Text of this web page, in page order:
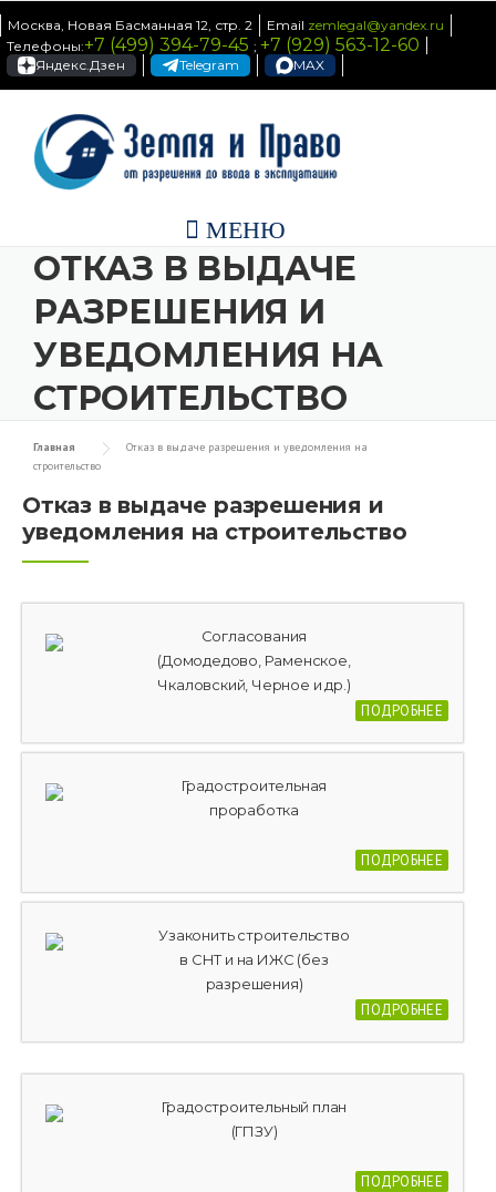
Skip to content
Москва, Новая Басманная 12, стр. 2 Email zemlegal@yandex.ru
Телефоны:+7 (499) 394-79-45 ; +7 (929) 563-12-60
Яндекс.Дзен Telegram MAX
МЕНЮ
ОТКАЗ В ВЫДАЧЕ
РАЗРЕШЕНИЯ И
УВЕДОМЛЕНИЯ НА
СТРОИТЕЛЬСТВО
Главная
Отказ в выдаче разрешения и уведомления на
строительство
Отказ в выдаче разрешения и
уведомления на строительство
Согласования
(Домодедово, Раменское,
Чкаловский, Черное и др.)
ПОДРОБНЕЕ
Градостроительная
проработка
ПОДРОБНЕЕ
Узаконить строительство
в СНТ и на ИЖС (без
разрешения)
ПОДРОБНЕЕ
Градостроительный план
(ГПЗУ)
ПОДРОБНЕЕ